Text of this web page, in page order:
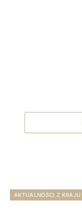
AKTUALNOŚCI Z KRAJU